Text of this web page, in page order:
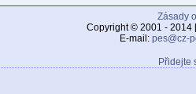
Zásady
Copyright © 2001 - 2014
E-mail: pes@cz-
Přidejte